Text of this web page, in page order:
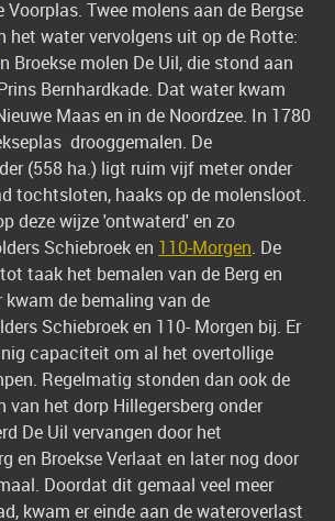
Twee molens aan de Bergse
het water vervolgens uit op de Rotte:
Broekse molen De Uil, die stond aan
Bernhardkade. Dat water kwam
Maas en in de Noordzee. In 1780
drooggemalen. De
(558 ha.) ligt ruim vijf meter onder
tochtsloten, haaks op de molensloot.
deze wijze 'ontwaterd' en zo
Schiebroek en 110-Morgen. De
taak het bemalen van de Berg en
kwam de bemaling van de
Schiebroek en 110- Morgen bij. Er
capaciteit om al het overtollige
Regelmatig stonden dan ook de
van het dorp Hillegersberg onder
De Uil vervangen door het
en Broekse Verlaat en later nog door
Doordat dit gemaal veel meer
kwam er einde aan de wateroverlast